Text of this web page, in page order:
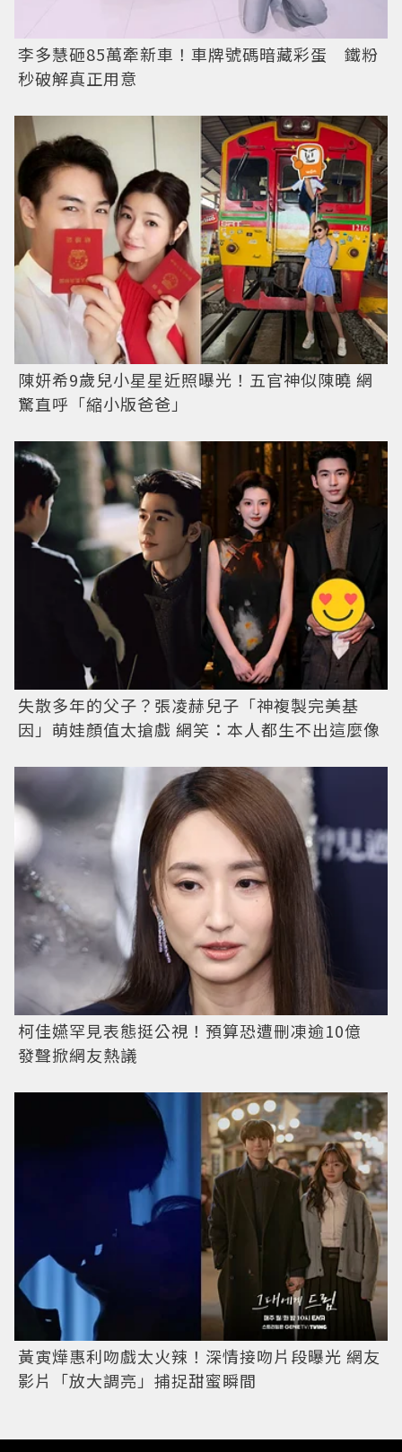
李多慧砸85萬牽新車！車牌號碼暗藏彩蛋 鐵粉
秒破解真正用意
陳妍希9歲兒小星星近照曝光！五官神似陳曉 網
驚直呼「縮小版爸爸」
失散多年的父子？張凌赫兒子「神複製完美基
因」萌娃顏值太搶戲 網笑：本人都生不出這麼像
柯佳嬿罕見表態挺公視！預算恐遭刪凍逾10億
發聲掀網友熱議
黃寅燁惠利吻戲太火辣！深情接吻片段曝光 網友
影片「放大調亮」捕捉甜蜜瞬間